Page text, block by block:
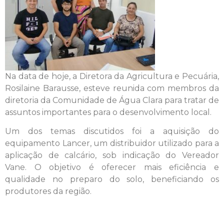
Na data de hoje, a Diretora da Agricultura e Pecuária,
Rosilaine Barausse, esteve reunida com membros da
diretoria da Comunidade de Água Clara para tratar de
assuntos importantes para o desenvolvimento local.
Um dos temas discutidos foi a aquisição do
equipamento Lancer, um distribuidor utilizado para a
aplicação de calcário, sob indicação do Vereador
Vane. O objetivo é oferecer mais eficiência e
qualidade no preparo do solo, beneficiando os
produtores da região.